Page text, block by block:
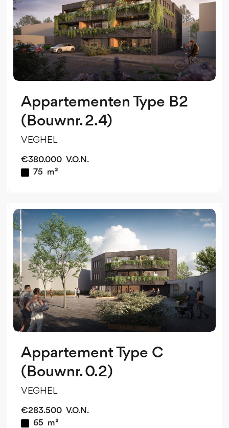
Appartementen Type B2
(Bouwnr. 2.4)
VEGHEL
€380.000 V.O.N.
75 m²
Appartement Type C
(Bouwnr. 0.2)
VEGHEL
€283.500 V.O.N.
65 m²